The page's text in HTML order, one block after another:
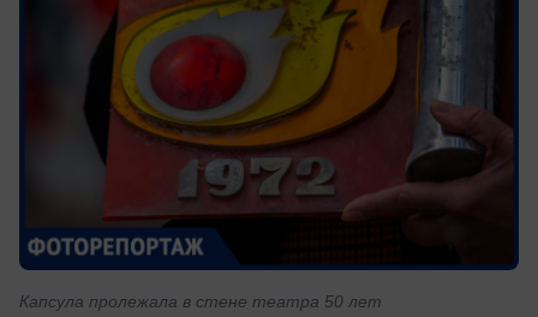
Капсула пролежала в стене театра 50 лет